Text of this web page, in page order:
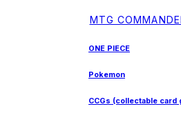
MTG
ONE PIECE
Pokemon
CCGs (collectable card